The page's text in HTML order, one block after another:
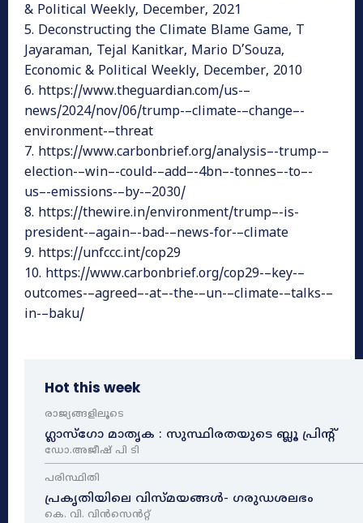
& Political Weekly, December, 2021
5. Deconstructing the Climate Blame Game, T
Jayaraman, Tejal Kanitkar, Mario D’Souza,
Economic & Political Weekly, December, 2010
6. https://www.theguardian.com/us-–
news/2024/nov/06/trump-–climate-–change–-
environment-–threat
7. https://www.carbonbrief.org/analysis–-trump-–
election-–win–-could-–add–-4bn–-tonnes–-to–-
us–-emissions-–by-–2030/
8. https://thewire.in/environment/trump–-is-
president-–again–-bad-–news-for-–climate
9. https://unfccc.int/cop29
10. https://www.carbonbrief.org/cop29-–key-–
outcomes-–agreed–-at–-the-–un-–climate-–talks-–
in-–baku/
Hot this week
രാജ്യങ്ങളിലൂടെ
ഗ്ലാസ്ഗോ മാതൃക : സുസ്ഥിരതയുടെ ബ്ലൂ പ്രിന്റ്
ഡോ.അജീഷ് പി ടി
പരിസ്ഥിതി
പ്രകൃതിയിലെ വിസ്മയങ്ങൾ- ഗരുഡശലഭം
കെ. വി. വിൻസെൻറ്റ്